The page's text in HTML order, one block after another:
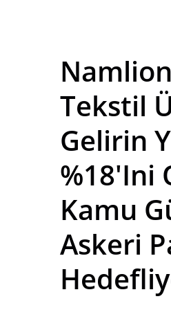
Tekstil
Gelirin
%18'ini
Kamu
Askeri